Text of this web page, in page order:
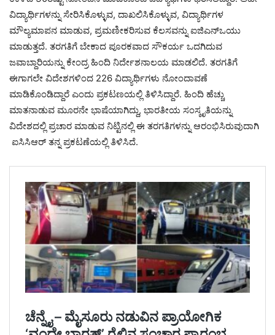
ವಿದ್ಯಾರ್ಥಿಗಳನ್ನು ಸೇರಿಸಿಕೊಳ್ಳುವ, ದಾಖಲಿಸಿಕೊಳ್ಳುವ, ವಿದ್ಯಾರ್ಥಿಗಳ
ಮೌಲ್ಯಮಾಪನ ಮಾಡುವ, ಪ್ರಮಣೀಕರಿಸುವ ಕೆಲಸವನ್ನು ಐಜಿಎನ್ಒಯು
ಮಾಡುತ್ತದೆ. ತರಗತಿಗೆ ಬೇಕಾದ ಪೂರಕವಾದ ಸೌಕರ್ಯ ಒದಗಿದುವ
ಜವಾಬ್ದಾರಿಯನ್ನು ಕೇಂದ್ರ ಹಿಂದಿ ನಿರ್ದೇಶನಾಲಯ ಮಾಡಲಿದೆ. ತರಗತಿಗೆ
ಈಗಾಗಲೇ ವಿದೇಶಗಳಿಂದ 226 ವಿದ್ಯಾರ್ಥಿಗಳು ನೋಂದಾವಣೆ
ಮಾಡಿಕೊಂಡಿದ್ದಾರೆ ಎಂದು ಪ್ರಕಟಣಯಲ್ಲಿ ತಿಳಿಸಿದ್ದಾರೆ. ಹಿಂದಿ ಹೆಚ್ಚು
ಮಾತನಾಡುವ ಮೂರನೇ ಭಾಷೆಯಾಗಿದ್ದು, ಭಾರತೀಯ ಸಂಸ್ಕೃತಿಯನ್ನು
ವಿದೇಶದಲ್ಲಿ ಪ್ರಚಾರ ಮಾಡುವ ನಿಟ್ಟಿನಲ್ಲಿ ಈ ತರಗತಿಗಳನ್ನು ಆರಂಭಿಸಿರುವುದಾಗಿ
ಐಸಿಸಿಆರ್ ತನ್ನ ಪ್ರಕಟಣೆಯಲ್ಲಿ ತಿಳಿಸಿದೆ.